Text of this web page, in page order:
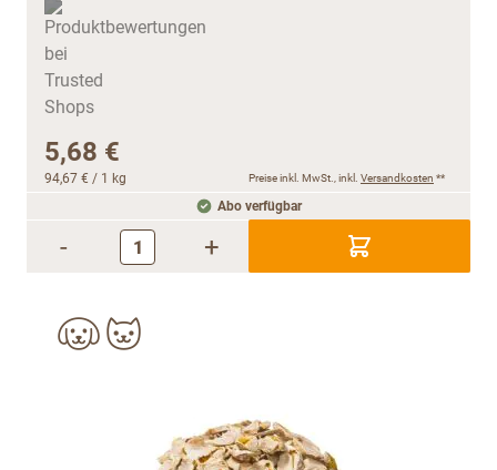
5,68 €
94,67 € / 1 kg Preise inkl. MwSt., inkl. Versandkosten **
Abo verfügbar
- +